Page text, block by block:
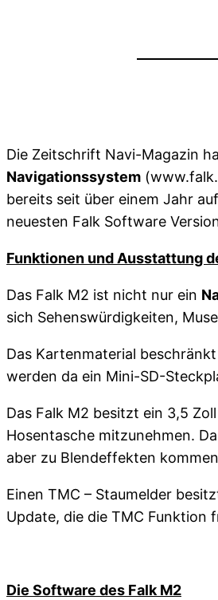
Die Zeitschrift Navi-Magazin
Navigationssystem
bereits seit über einem Jahr
neuesten Falk Software
Funktionen und Ausstattung
Das Falk M2 ist nicht nur ein
sich Sehenswürdigkeiten,
Das Kartenmaterial
werden da ein Mini-SD-
Das Falk M2 besitzt ein 3,5
Hosentasche mitzunehmen.
aber zu Blendeffekten
Einen TMC – Staumelder
Update, die die TMC Funktion
Die Software des Falk M2